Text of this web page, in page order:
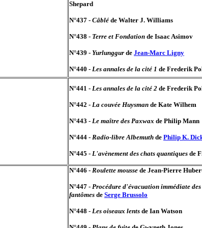
Shepard
N°437 - Câblé de Walter J. Williams
N°438 - Terre et Fondation de Isaac Asimov
N°439 - Yurlunggur de Jean-Marc Ligny
N°440 - Les annales de la cité 1 de Frederik
N°441 - Les annales de la cité 2 de Frederik
N°442 - La couvée Huysman de Kate Wilhem
N°443 - Le maître des Paxwax de Philip Mann
N°444 - Radio-libre Albemuth de Philip K.
N°445 - L'avènement des chats quantiques de
N°446 - Roulette mousse de Jean-Pierre
N°447 - Procédure d'évacuation immédiate des
fantômes de Serge Brussolo
N°448 - Les oiseaux lents de Ian Watson